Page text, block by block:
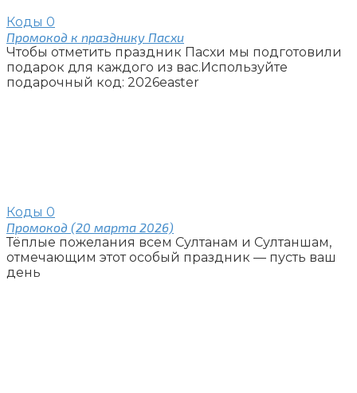
Коды 0
Промокод к празднику Пасхи
Чтобы отметить праздник Пасхи мы подготовили
подарок для каждого из вас.Используйте
подарочный код: 2026easter
Коды 0
Промокод (20 марта 2026)
Тёплые пожелания всем Султанам и Султаншам,
отмечающим этот особый праздник — пусть ваш
день